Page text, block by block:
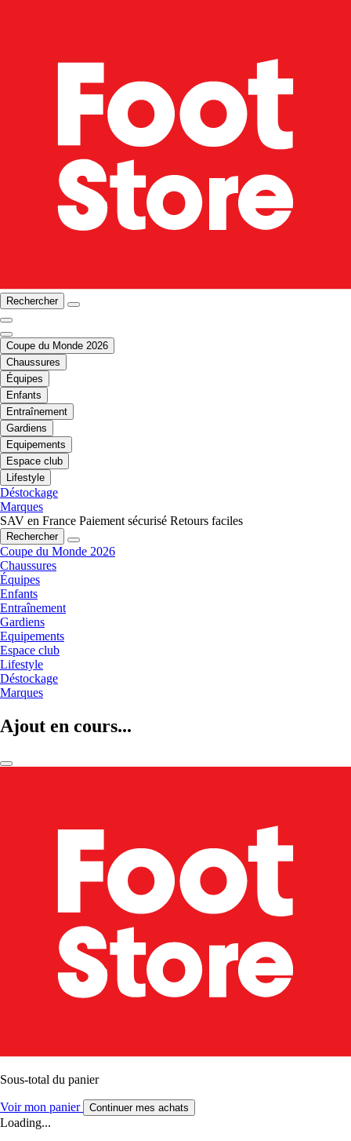
Rechercher
Coupe du Monde 2026
Chaussures
Équipes
Enfants
Entraînement
Gardiens
Equipements
Espace club
Lifestyle
Déstockage
Marques
SAV en France Paiement sécurisé Retours faciles
Rechercher
Coupe du Monde 2026
Chaussures
Équipes
Enfants
Entraînement
Gardiens
Equipements
Espace club
Lifestyle
Déstockage
Marques
Ajout en cours...
Sous-total du panier
Voir mon panier Continuer mes achats
Loading...